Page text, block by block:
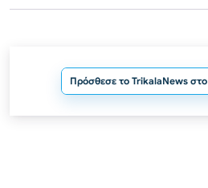
Πρόσθεσε το TrikalaNews στο